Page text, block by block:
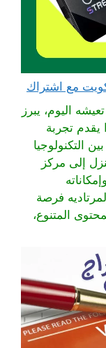
اليوم، يبرز
يقدم تجربة
التكنولوجيا
إلى مركز
فرصة
المتنوع،